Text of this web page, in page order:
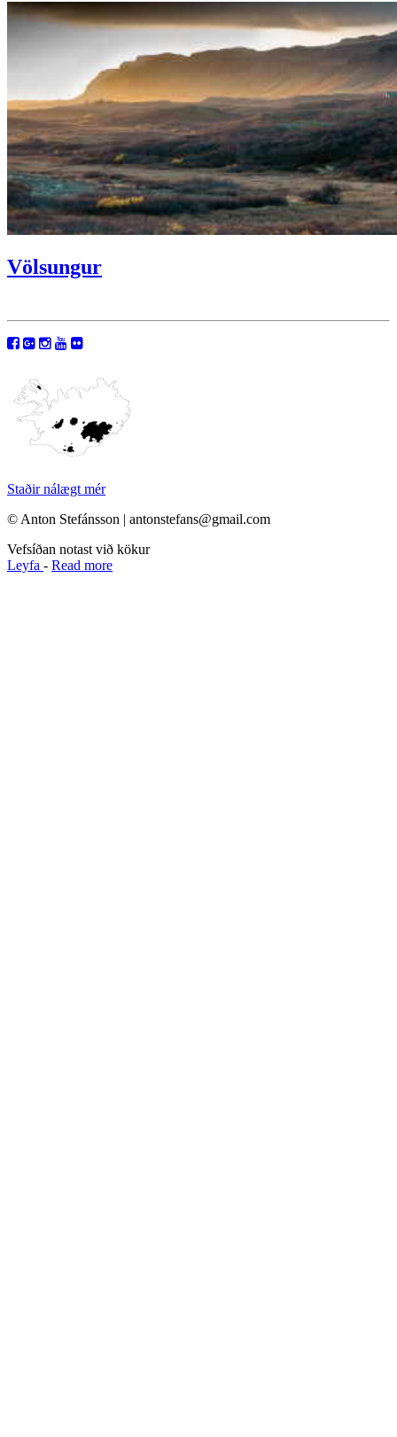
Völsungur
Staðir nálægt mér
© Anton Stefánsson | antonstefans@gmail.com
Vefsíðan notast við kökur
Leyfa - Read more